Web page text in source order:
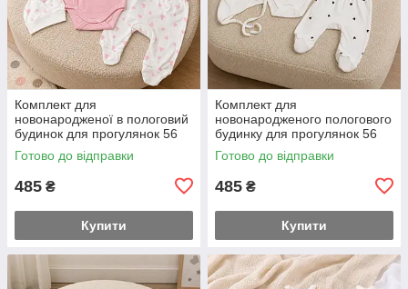
Комплект для
новонародженої в пологовий
будинок для прогулянок 56
розмір боді повзуни та
шапочка заміри на
Готово до відправки
485 ₴
Купити
Комплект для
новонародженого пологового
будинку для прогулянок 56
розмір боді повзуни та чепчик
заміри на додаткових фото
Готово до відправки
485 ₴
Купити